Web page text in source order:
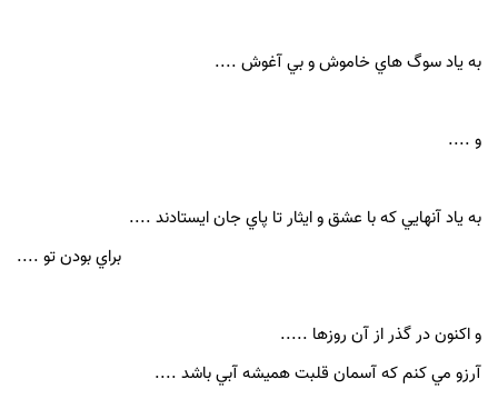
به ياد سوگ هاي خاموش و بي آغوش ....
و ....
به ياد آنهايي كه با عشق و ايثار تا پاي جان ايستادند ....
براي بودن تو ....
و اكنون در گذر از آن روزها .....
آرزو مي كنم كه آسمان قلبت هميشه آبي باشد ....